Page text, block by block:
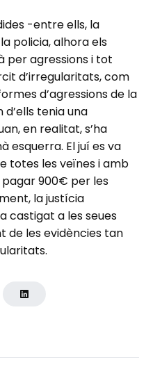
-entre ells, la
policia, alhora els
per agressions i tot
d’irregularitats, com
d’agressions de la
tenia una
en realitat, s’ha
esquerra. El juí es va
totes les veïnes i amb
900€ per les
la justícia
castigat a les seues
de les evidències tan